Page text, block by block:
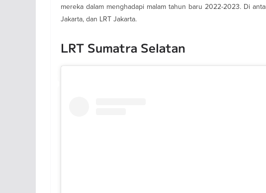
mereka dalam menghadapi malam tahun baru 2022-2023. Di
Jakarta, dan LRT Jakarta.
LRT Sumatra Selatan